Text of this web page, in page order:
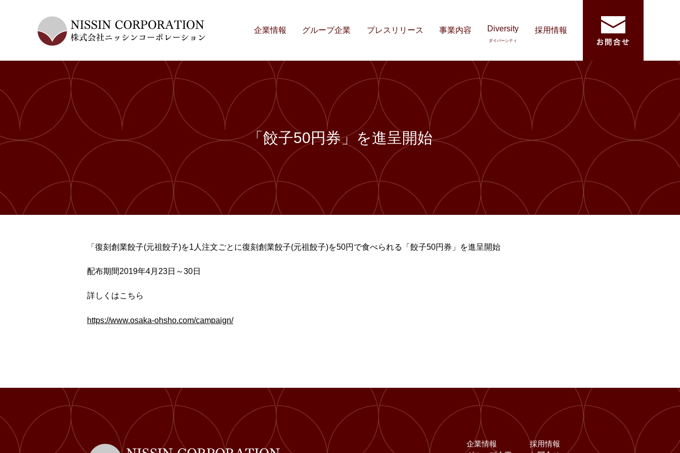
企業情報 グループ企業 プレスリリース 事業内容 Diversity
ダイバーシティ
採用情報
「餃子50円券」を進呈開始
「復刻創業餃子(元祖餃子)を1人注文ごとに復刻創業餃子(元祖餃子)を50円で食べられる「餃子50円券」を進呈開始
配布期間2019年4月23日～30日
詳しくはこちら
https://www.osaka-ohsho.com/campaign/
企業情報
採用情報